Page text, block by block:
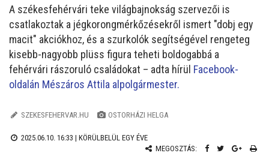
A székesfehérvári teke világbajnokság szervezői is
csatlakoztak a jégkorongmérkőzésekről ismert "dobj egy
macit" akciókhoz, és a szurkolók segítségével rengeteg
kisebb-nagyobb plüss figura teheti boldogabbá a
fehérvári rászoruló családokat – adta hírül Facebook-
oldalán Mészáros Attila alpolgármester.
SZEKESFEHERVAR.HU OSTORHÁZI HELGA
2025.06.10. 16:33 | KÖRÜLBELÜL EGY ÉVE
MEGOSZTÁS: